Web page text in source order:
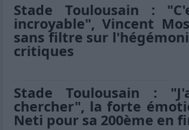
Stade Toulousain :
incroyable", Vincent
sans filtre sur
critiques
Stade Toulousain :
chercher", la forte
Neti pour sa 200ème en